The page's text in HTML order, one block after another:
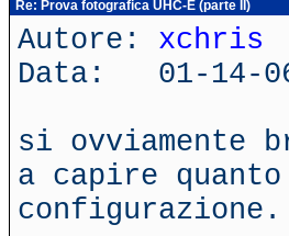
Re: Prova fotografica UHC-E (parte II)
Autore: xchris
Data: 01-14-
si
a capire
configurazione.